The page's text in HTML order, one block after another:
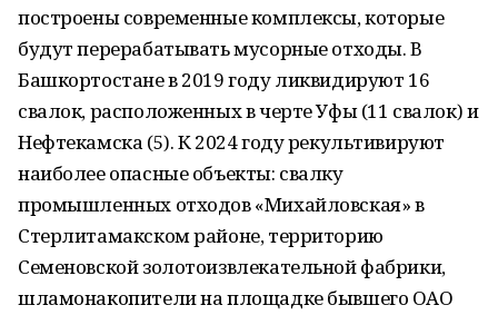
построены современные комплексы, которые
будут перерабатывать мусорные отходы. В
Башкортостане в 2019 году ликвидируют 16
свалок, расположенных в черте Уфы (11 свалок) и
Нефтекамска (5). К 2024 году рекультивируют
наиболее опасные объекты: свалку
промышленных отходов «Михайловская» в
Стерлитамакском районе, территорию
Семеновской золотоизвлекательной фабрики,
шламонакопители на площадке бывшего ОАО